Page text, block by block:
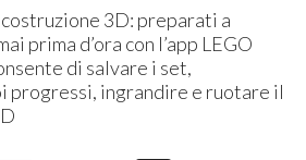
3D: preparati a
prima d’ora con l’app LEGO
di salvare i set,
progressi, ingrandire e ruotare il